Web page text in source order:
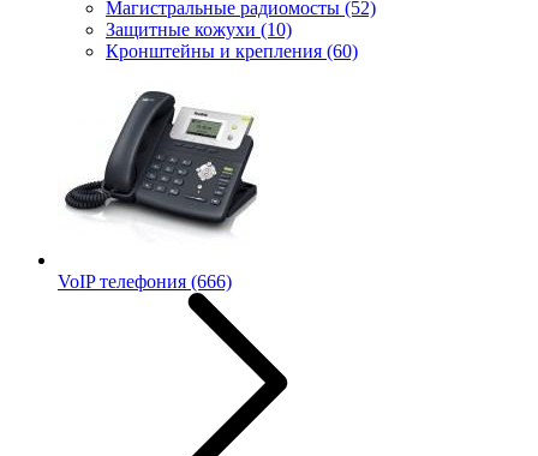
Магистральные радиомосты (52)
Защитные кожухи (10)
Кронштейны и крепления (60)
VoIP телефония (666)